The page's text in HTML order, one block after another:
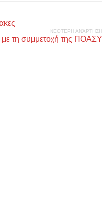
ΝΕΌΤΕΡΗ ΑΝΆΡΤΗΣΗ
τη συμμετοχή της ΠΟΑΣΥ